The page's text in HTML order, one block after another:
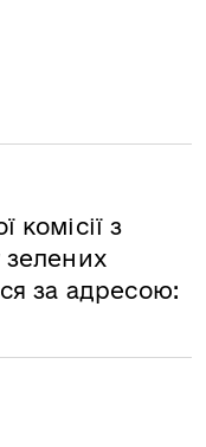
комісії з
зелених
за адресою: